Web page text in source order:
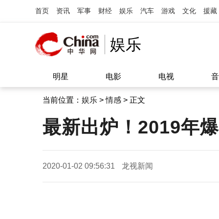
首页 资讯 军事 财经 娱乐 汽车 游戏 文化 援藏
娱乐
明星 电影 电视
当前位置： 娱乐 >情感 > 正文
最新出炉！2019年
2020-01-02 09:56:31 龙视新闻